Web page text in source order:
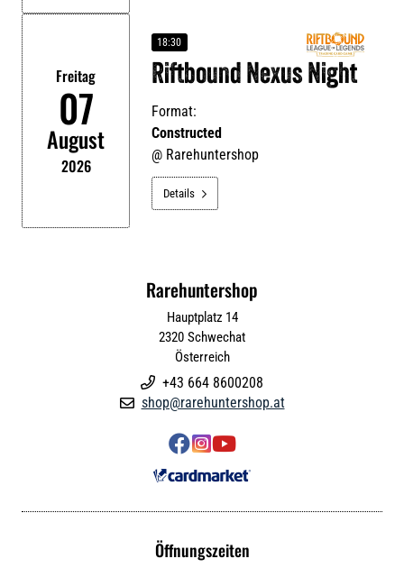
Freitag
07
August
2026
18:30
Riftbound Nexus Night
Format:
Constructed
@ Rarehuntershop
Details 
Rarehuntershop
Hauptplatz 14
2320 Schwechat
Österreich
 +43 664 8600208
 shop@rarehuntershop.at

Öffnungszeiten